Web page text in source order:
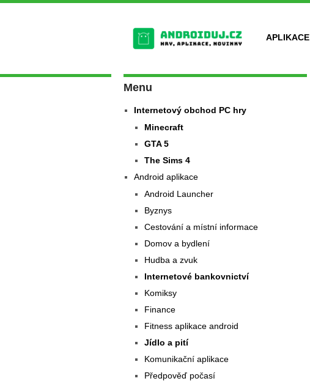
APLIKACE
Menu
Internetový obchod PC hry
Minecraft
GTA 5
The Sims 4
Android aplikace
Android Launcher
Byznys
Cestování a místní informace
Domov a bydlení
Hudba a zvuk
Internetové bankovnictví
Komiksy
Finance
Fitness aplikace android
Jídlo a pití
Komunikační aplikace
Předpověď počasí